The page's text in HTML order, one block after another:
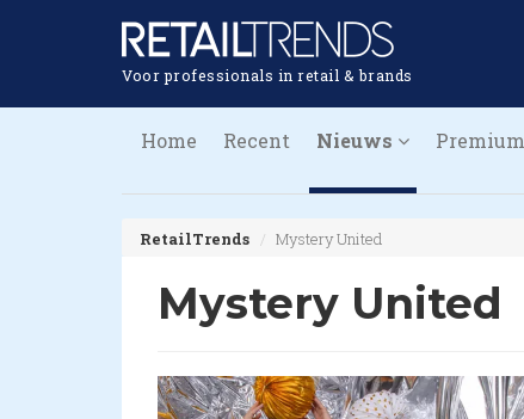
Voor professionals in retail & brands
Home Recent Nieuws Premium
RetailTrends Mystery United
Mystery United